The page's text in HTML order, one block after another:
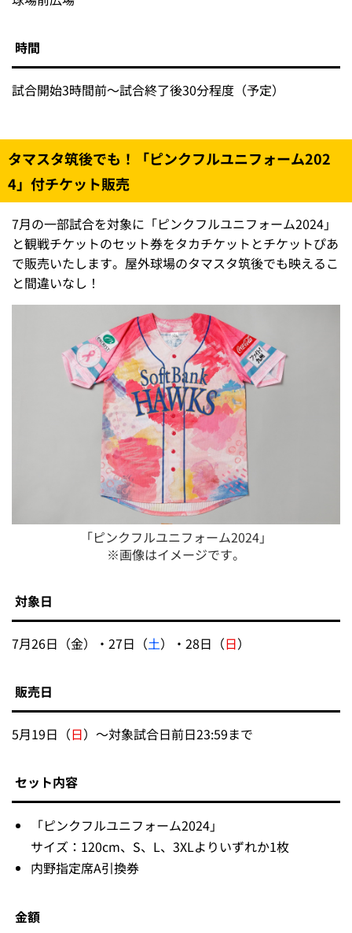
時間
試合開始3時間前～試合終了後30分程度（予定）
タマスタ筑後でも！「ピンクフルユニフォーム202
4」付チケット販売
7月の一部試合を対象に「ピンクフルユニフォーム2024」
と観戦チケットのセット券をタカチケットとチケットぴあ
で販売いたします。屋外球場のタマスタ筑後でも映えるこ
と間違いなし！
「ピンクフルユニフォーム2024」
※画像はイメージです。
対象日
7月26日（金）・27日（土）・28日（日）
販売日
5月19日（日）～対象試合日前日23:59まで
セット内容
「ピンクフルユニフォーム2024」
サイズ：120cm、S、L、3XLよりいずれか1枚
内野指定席A引換券
金額